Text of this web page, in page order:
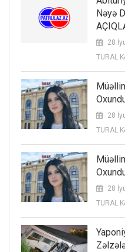
Nəyə
28
TURAL
28
TURAL
28
TURAL